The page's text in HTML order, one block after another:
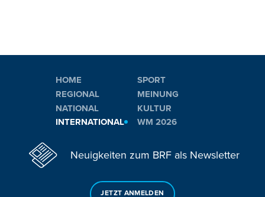
HOME
REGIONAL
NATIONAL
INTERNATIONAL
SPORT
MEINUNG
KULTUR
WM 2026
Neuigkeiten zum BRF als Newsletter
JETZT ANMELDEN